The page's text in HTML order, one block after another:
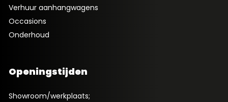
Verhuur aanhangwagens
Occasions
Onderhoud
Openingstijden
Showroom/werkplaats;